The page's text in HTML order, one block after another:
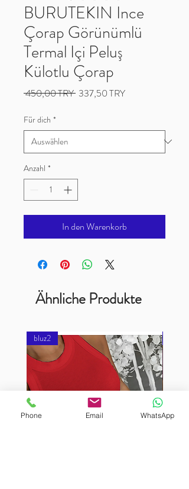
BURUTEKIN Ince
Çorap Görünümlü
Termal Içi Peluş
Külotlu Çorap
450,00 TRY Standardpreis
337,50 TRYSale-
Für dich *
Anzahl *
In den Warenkorb
Ähnliche Produkte
bluz2
Phone Email WhatsApp